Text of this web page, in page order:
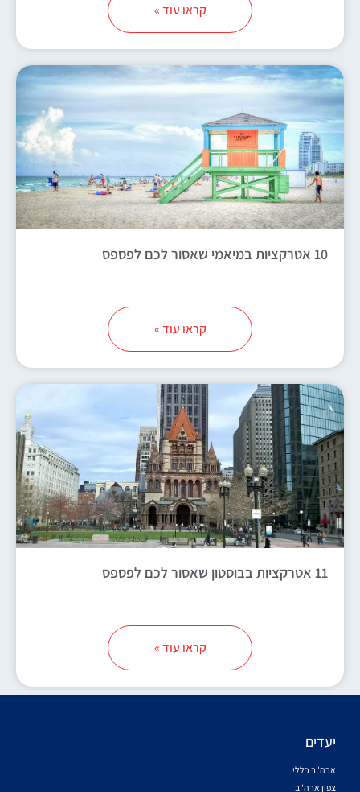
קראו עוד »
10 אטרקציות במיאמי שאסור לכם לפספס
קראו עוד »
11 אטרקציות בבוסטון שאסור לכם לפספס
קראו עוד »
יעדים
ארה"ב כללי
צפון ארה"ב